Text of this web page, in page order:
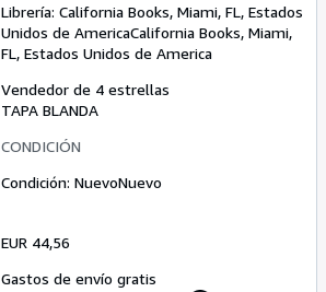
Librería: California Books, Miami, FL, Estados
Unidos de AmericaCalifornia Books, Miami,
FL, Estados Unidos de America
Vendedor de 4 estrellas
TAPA BLANDA
CONDICIÓN
Condición: NuevoNuevo
EUR 44,56
Gastos de envío gratis